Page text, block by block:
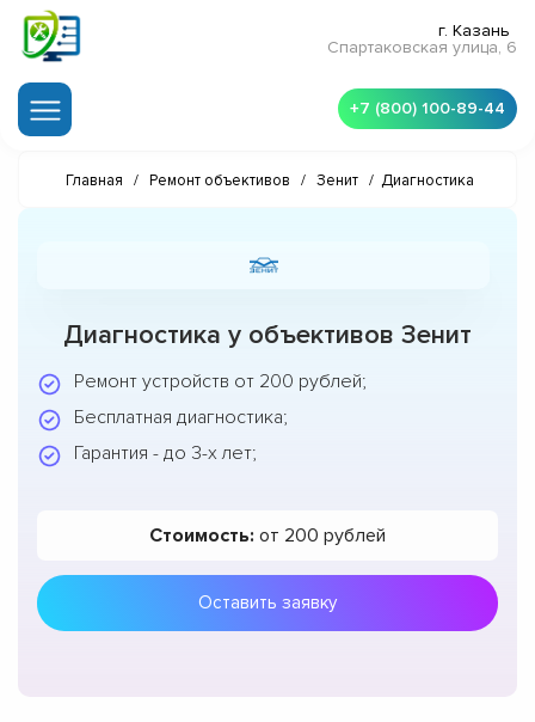
г. Казань
Спартаковская улица, 6
+7 (800) 100-89-44
Главная / Ремонт объективов / Зенит / Диагностика
Диагностика у объективов Зенит
Ремонт устройств от 200 рублей;
Бесплатная диагностика;
Гарантия - до 3-х лет;
Стоимость: от 200 рублей
Оставить заявку